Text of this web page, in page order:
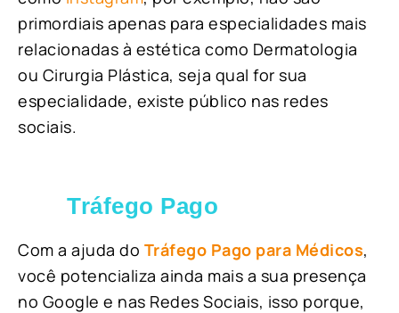
primordiais apenas para especialidades mais
relacionadas à estética como Dermatologia
ou Cirurgia Plástica, seja qual for sua
especialidade, existe público nas redes
sociais.
Tráfego Pago
Com a ajuda do Tráfego Pago para Médicos,
você potencializa ainda mais a sua presença
no Google e nas Redes Sociais, isso porque,